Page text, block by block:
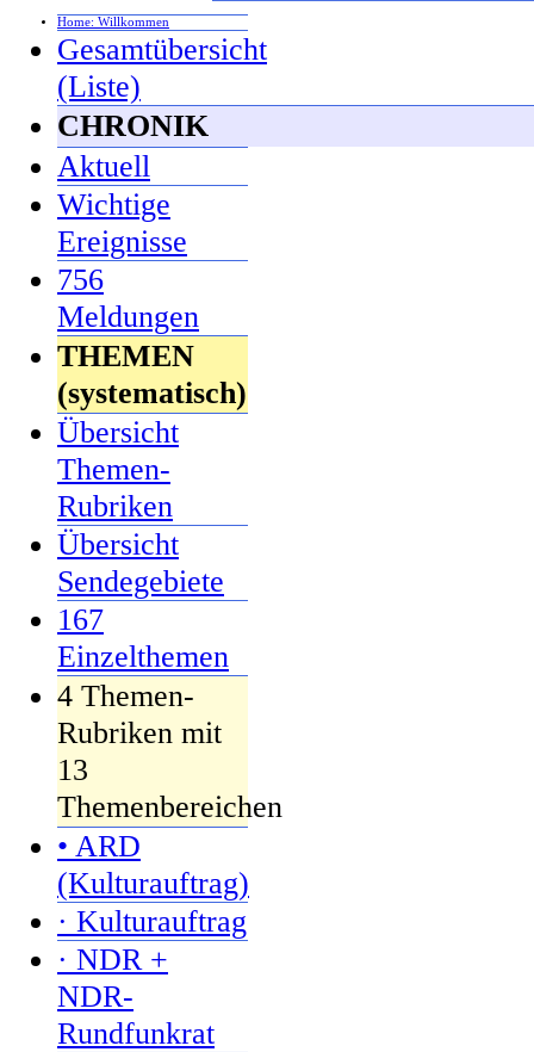
Home: Willkommen
Gesamtübersicht
(Liste)
CHRONIK
Aktuell
Wichtige
Ereignisse
756
Meldungen
THEMEN
(systematisch)
Übersicht
Themen-
Rubriken
Übersicht
Sendegebiete
167
Einzelthemen
4 Themen-
Rubriken mit
13
Themenbereichen
• ARD
(Kulturauftrag)
· Kulturauftrag
· NDR +
NDR-
Rundfunkrat